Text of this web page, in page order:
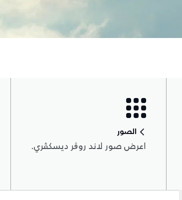
الصور
اعرض صور لاند روڨر ديسكڤري.